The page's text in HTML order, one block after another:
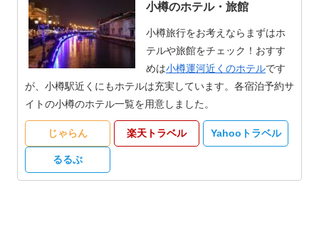
小樽のホテル・旅館
小樽旅行をお考えならまずはホ
テルや旅館をチェック！おすす
めは小樽運河近くのホテルです
が、小樽駅近くにもホテルは充実しています。各宿泊予約サ
イトの小樽のホテル一覧を用意しました。
じゃらん 楽天トラベル Yahooトラベル
るるぶ